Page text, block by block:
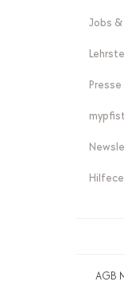
Jobs &
Presse
AGB